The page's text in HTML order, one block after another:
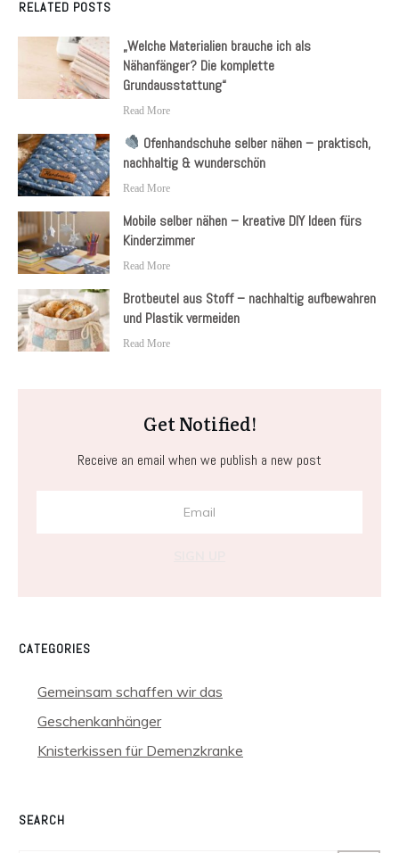
RELATED POSTS
„Welche Materialien brauche ich als
Nähanfänger? Die komplette
Grundausstattung“
Read More
Ofenhandschuhe selber nähen – praktisch,
nachhaltig & wunderschön
Read More
Mobile selber nähen – kreative DIY Ideen fürs
Kinderzimmer
Read More
Brotbeutel aus Stoff – nachhaltig aufbewahren
und Plastik vermeiden
Read More
Get Notified!
Receive an email when we publish a new post
CATEGORIES
Gemeinsam schaffen wir das
Geschenkanhänger
Knisterkissen für Demenzkranke
SEARCH